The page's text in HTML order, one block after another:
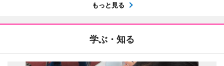
もっと見る
学ぶ・知る